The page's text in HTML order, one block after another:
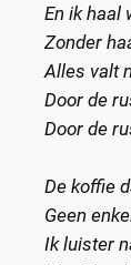
En ik haal
Zonder
Alles valt
Door de
Door de
De koffie
Geen
Ik luister